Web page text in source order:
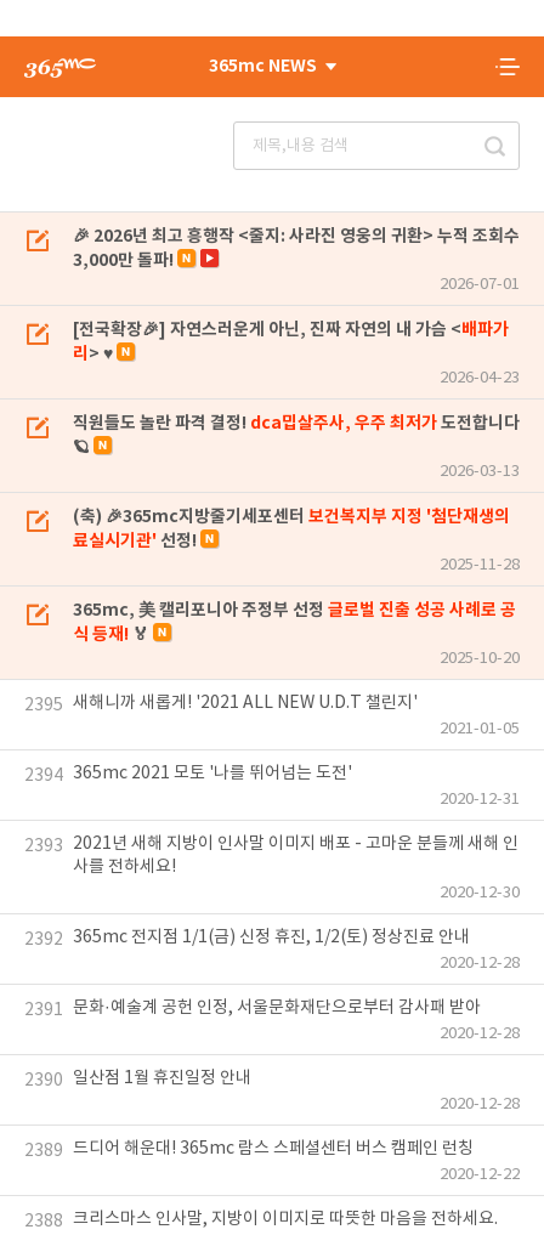
365mc NEWS
🎉 2026년 최고 흥행작 <줄지: 사라진 영웅의 귀환> 누적 조회수
3,000만 돌파!
2026-07-01
[전국확장🎉] 자연스러운게 아닌, 진짜 자연의 내 가슴 <배파가
리 > ♥
2026-04-23
직원들도 놀란 파격 결정! dca밉살주사, 우주 최저가도전합니다
🪐
2026-03-13
(축) 🎉365mc지방줄기세포센터 보건복지부 지정 '첨단재생의
료실시기관' 선정!
2025-11-28
365mc, 美 캘리포니아 주정부 선정 글로벌 진출 성공 사례로 공
식 등재! 🏅
2025-10-20
2395 새해니까 새롭게! '2021 ALL NEW U.D.T 챌린지'
2021-01-05
2394 365mc 2021 모토 '나를 뛰어넘는 도전'
2020-12-31
2393
2021년 새해 지방이 인사말 이미지 배포 - 고마운 분들께 새해 인
사를 전하세요!
2020-12-30
2392 365mc 전지점 1/1(금) 신정 휴진, 1/2(토) 정상진료 안내
2020-12-28
2391 문화·예술계 공헌 인정, 서울문화재단으로부터 감사패 받아
2020-12-28
2390 일산점 1월 휴진일정 안내
2020-12-28
2389 드디어 해운대! 365mc 람스 스페셜센터 버스 캠페인 런칭
2020-12-22
2388 크리스마스 인사말, 지방이 이미지로 따뜻한 마음을 전하세요.